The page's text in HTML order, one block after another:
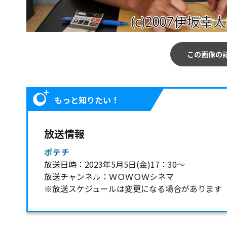
この画像の
もっと知りたい！
放送情報
ポテチ
放送日時：2023年5月5日(金)17：30～
放送チャンネル：ＷＯＷＯＷシネマ
※放送スケジュールは変更になる場合があります